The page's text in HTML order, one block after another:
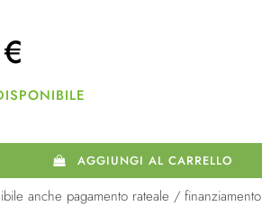
€
AGGIUNGI AL CARRELLO
anche pagamento rateale / finanziamento